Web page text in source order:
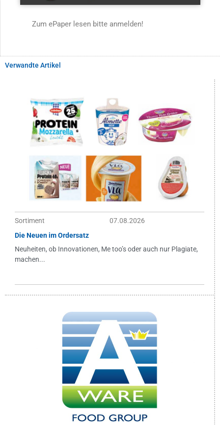
Zum ePaper lesen bitte anmelden!
Verwandte Artikel
Sortiment
07.08.2026
Die Neuen im Ordersatz
Neuheiten, ob Innovationen, Me too’s oder auch nur Plagiate,
machen...